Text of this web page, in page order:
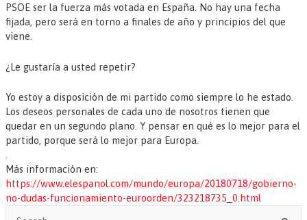
PSOE ser la fuerza más votada en España. No hay una fecha
fijada, pero será en torno a finales de año y principios del que
viene.
¿Le gustaría a usted repetir?
Yo estoy a disposición de mi partido como siempre lo he estado.
Los deseos personales de cada uno de nosotros tienen que
quedar en un segundo plano. Y pensar en qué es lo mejor para el
partido, porque será lo mejor para Europa.
Más información en:
https://www.elespanol.com/mundo/europa/20180718/gobierno-
no-dudas-funcionamiento-euroorden/323218735_0.html